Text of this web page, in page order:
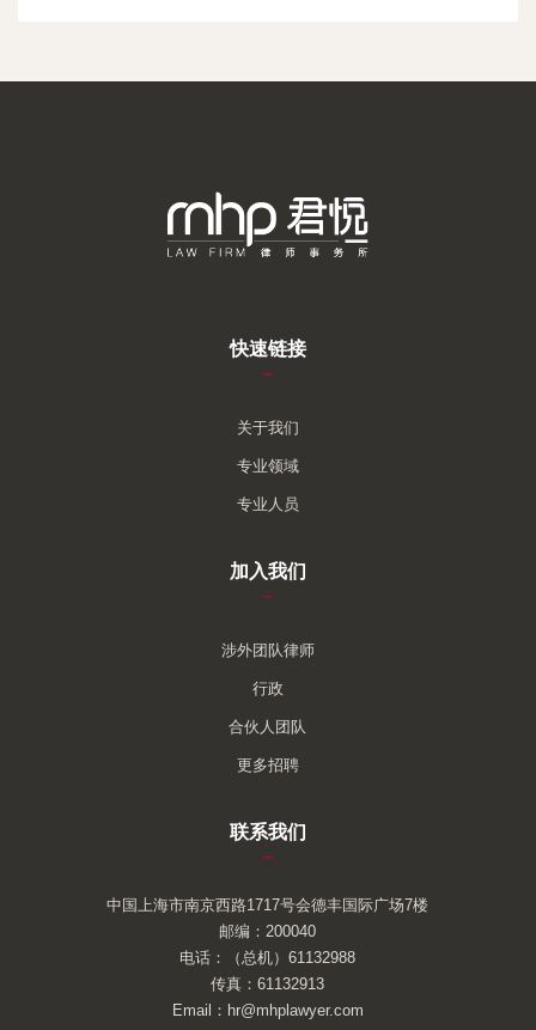
快速链接
–
关于我们
专业领域
专业人员
加入我们
–
涉外团队律师
行政
合伙人团队
更多招聘
联系我们
–
中国上海市南京西路1717号会德丰国际广场7楼
邮编：200040
电话：（总机）61132988
传真：61132913
Email：hr@mhplawyer.com